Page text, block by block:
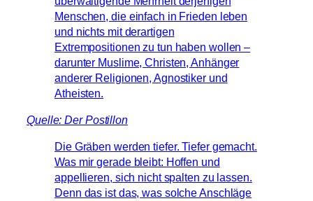
Menschen, die einfach in Frieden leben
und nichts mit derartigen
Extrempositionen zu tun haben wollen –
darunter Muslime, Christen, Anhänger
anderer Religionen, Agnostiker und
Atheisten.
Quelle: Der Postillon
Die Gräben werden tiefer. Tiefer gemacht.
Was mir gerade bleibt: Hoffen und
appellieren, sich nicht spalten zu lassen.
Denn das ist das, was solche Anschläge